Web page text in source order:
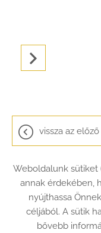
vissza az
Oldal információk
Weboldalunk sütiket
annak érdekében,
nyújthassa
céljából. A sütik
bővebb